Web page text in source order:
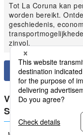
Tot La Coruna kan
worden bereikt.
geschiedenis,
zinvol.
Vergelijk de
Spanje vanaf La